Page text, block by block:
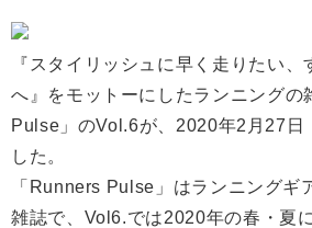
『スタイリッシュに早く走りたい、
へ』をモットーにしたランニングの
Pulse」のVol.6が、2020年2月27日
した。
「Runners Pulse」はランニングギ
雑誌で、Vol6.では2020年の春・夏